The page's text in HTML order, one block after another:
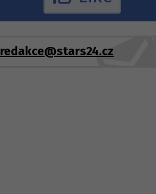
redakce@stars24.cz